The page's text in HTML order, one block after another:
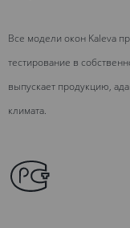
Все модели окон Kaleva
тестирование в
выпускает продукцию,
климата.